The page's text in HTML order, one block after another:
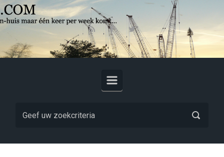
Skip to main content